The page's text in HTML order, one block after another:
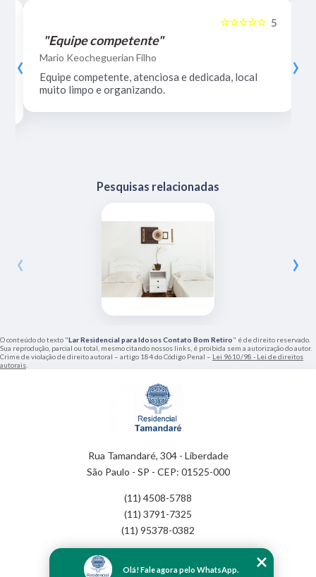
5
☆☆☆☆☆
"Equipe competente"
Mario Keocheguerian Filho
Equipe competente, atenciosa e dedicada, local
muito limpo e organizando.
‹ ›
Pesquisas relacionadas
‹ ›
O conteúdo do texto "Lar Residencial para Idosos Contato Bom Retiro" é de direito reservado.
Sua reprodução, parcial ou total, mesmo citando nossos links, é proibida sem a autorização do autor.
Crime de violação de direito autoral – artigo 184 do Código Penal – Lei 9610/98 - Lei de direitos
autorais
Rua Tamandaré, 304 - Liberdade
São Paulo - SP - CEP: 01525-000
(11) 4508-5788
(11) 3791-7325
(11) 95378-0382
Empresa
Olá! Fale agora pelo WhatsApp.